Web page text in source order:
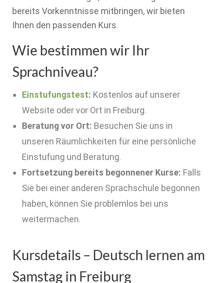
bereits Vorkenntnisse mitbringen, wir bieten
Ihnen den passenden Kurs.
Wie bestimmen wir Ihr
Sprachniveau?
Einstufungstest: Kostenlos auf unserer
Website oder vor Ort in Freiburg.
Beratung vor Ort: Besuchen Sie uns in
unseren Räumlichkeiten für eine persönliche
Einstufung und Beratung.
Fortsetzung bereits begonnener Kurse: Falls
Sie bei einer anderen Sprachschule begonnen
haben, können Sie problemlos bei uns
weitermachen.
Kursdetails – Deutsch lernen am
Samstag in Freiburg